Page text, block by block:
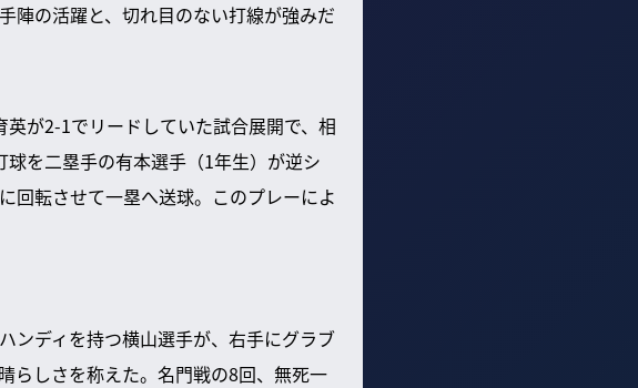
陣の活躍と、切れ目のない打線が強みだ
が2-1でリードしていた試合展開で、相
を二塁手の有本選手（1年生）が逆シ
回転させて一塁へ送球。このプレーによ
ンディを持つ横山選手が、右手にグラブ
らしさを称えた。名門戦の8回、無死一